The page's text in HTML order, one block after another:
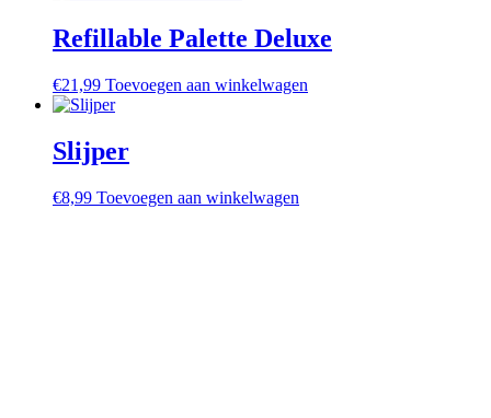
Refillable Palette Deluxe
€21,99 Toevoegen aan winkelwagen
Slijper
€8,99 Toevoegen aan winkelwagen